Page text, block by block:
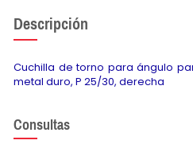
Descripción
Cuchilla de torno para ángulo
metal duro, P 25/30, derecha
Consultas